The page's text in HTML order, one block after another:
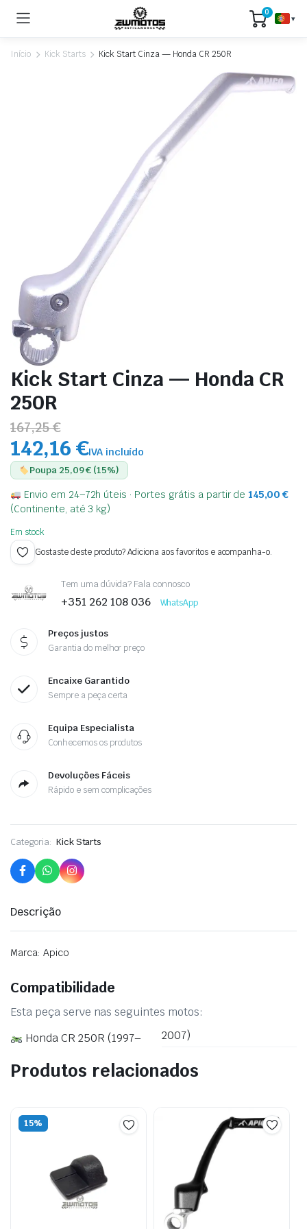
0
▾
Início Kick Starts Kick Start Cinza — Honda CR 250R
Kick Start Cinza — Honda CR
250R
167,25 €
142,16 €IVA incluído
Poupa 25,09 € (15%)
Envio em 24–72h úteis · Portes grátis a partir de145,00 €
(Continente, até 3 kg)
Em stock
Gostaste deste produto? Adiciona aos favoritos e acompanha-o.
Tem uma dúvida? Fala connosco
+351 262 108 036 WhatsApp
Preços justos
Garantia do melhor preço
Encaixe Garantido
Sempre a peça certa
Equipa Especialista
Conhecemos os produtos
Devoluções Fáceis
Rápido e sem complicações
Categoria: Kick Starts
Descrição
Marca: Apico
Compatibilidade
Esta peça serve nas seguintes motos:
Honda CR 250R (1997–
2007)
Produtos relacionados
15%